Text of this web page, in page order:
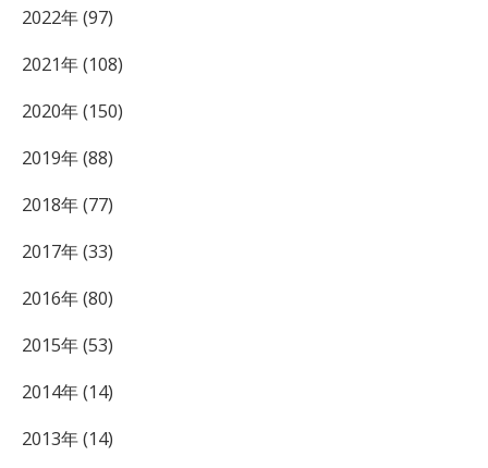
2022年 (97)
2021年 (108)
2020年 (150)
2019年 (88)
2018年 (77)
2017年 (33)
2016年 (80)
2015年 (53)
2014年 (14)
2013年 (14)